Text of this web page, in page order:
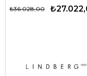
₺36.028,00